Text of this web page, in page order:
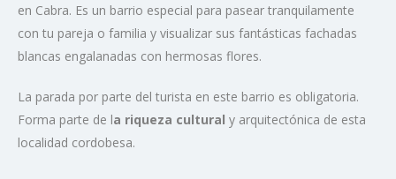
en Cabra. Es un barrio especial para pasear tranquilamente
con tu pareja o familia y visualizar sus fantásticas fachadas
blancas engalanadas con hermosas flores.
La parada por parte del turista en este barrio es obligatoria.
Forma parte de la riqueza cultural y arquitectónica de esta
localidad cordobesa.